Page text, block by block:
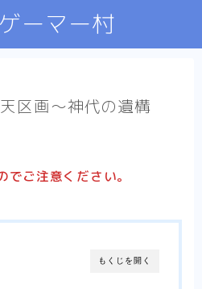
ーマー村
区画～神代の遺構
ご注意ください。
もくじを開く